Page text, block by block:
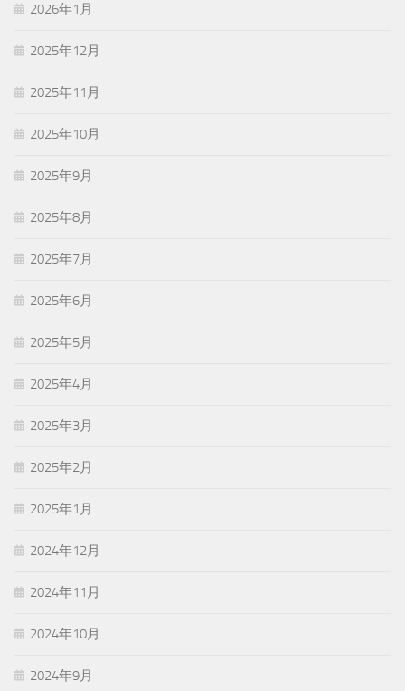
2026年1月
2025年12月
2025年11月
2025年10月
2025年9月
2025年8月
2025年7月
2025年6月
2025年5月
2025年4月
2025年3月
2025年2月
2025年1月
2024年12月
2024年11月
2024年10月
2024年9月